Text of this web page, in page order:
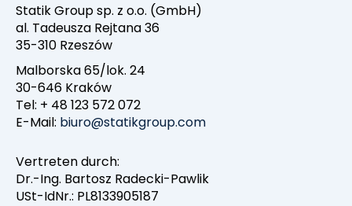
Statik Group sp. z o.o. (GmbH)
al. Tadeusza Rejtana 36
35-310 Rzeszów
Malborska 65/lok. 24
30-646 Kraków
Tel: + 48 123 572 072
E-Mail: biuro@statikgroup.com
Vertreten durch:
Dr.-Ing. Bartosz Radecki-Pawlik
USt-IdNr.: PL8133905187